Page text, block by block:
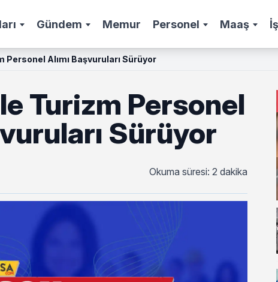
Gündem Memur Personel Maaş
Personel Alımı Başvuruları Sürüyor
Turizm Personel
Sürüyor
Okuma süresi: 2 dakika